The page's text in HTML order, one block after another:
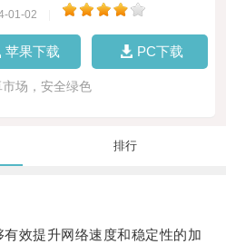
01-02
苹果下载 PC下载
市场，安全绿色
排行
效提升网络速度和稳定性的加